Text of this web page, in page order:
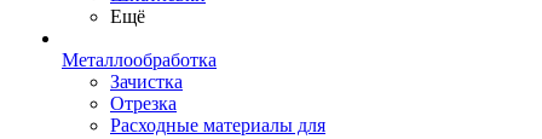
Ещё
Металлообработка
Зачистка
Отрезка
Расходные материалы для